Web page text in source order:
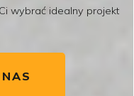
wybrać idealny projekt